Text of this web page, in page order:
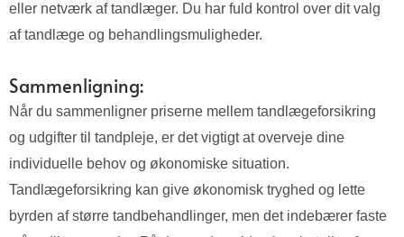
eller netværk af tandlæger. Du har fuld kontrol over dit valg
af tandlæge og behandlingsmuligheder.
Sammenligning:
Når du sammenligner priserne mellem tandlægeforsikring
og udgifter til tandpleje, er det vigtigt at overveje dine
individuelle behov og økonomiske situation.
Tandlægeforsikring kan give økonomisk tryghed og lette
byrden af større tandbehandlinger, men det indebærer faste